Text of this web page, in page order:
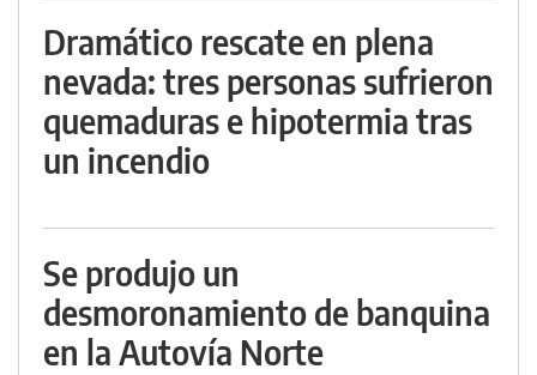
Dramático rescate en plena
nevada: tres personas sufrieron
quemaduras e hipotermia tras
un incendio
Se produjo un
desmoronamiento de banquina
en la Autovía Norte